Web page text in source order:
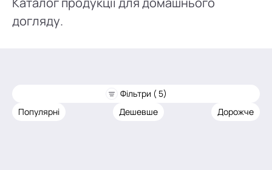
догляду.
Фільтри ( 5)
Популярні
Дешевше Дорожче